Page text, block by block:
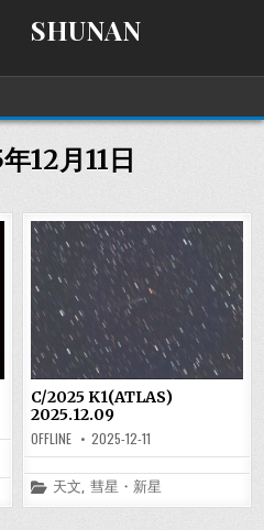
SHUNAN
12月11日
C/2025 K1(ATLAS)
2025.12.09
OFFLINE 2025-12-11
Posted
in
天文,彗星・新星